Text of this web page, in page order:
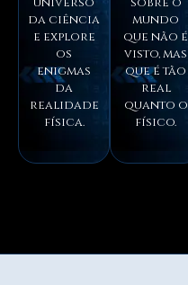
da ciência
e explore
os
enigmas
da
realidade
física.
mundo
que não é
visto, mas
que é tão
real
quanto o
físico.